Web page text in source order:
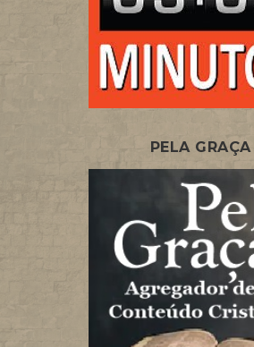
PELA GRAÇA